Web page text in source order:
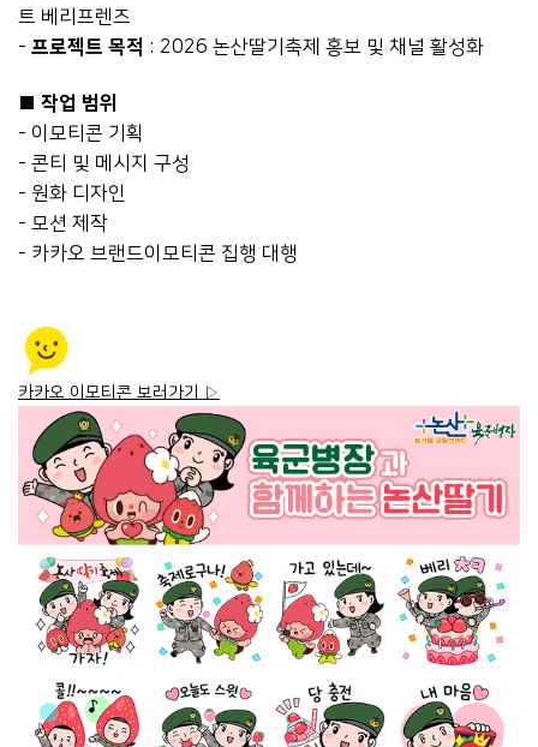
트 베리프렌즈
- 프로젝트 목적 : 2026 논산딸기축제 홍보 및 채널 활성화
■ 작업 범위
- 이모티콘 기획
- 콘티 및 메시지 구성
- 원화 디자인
- 모션 제작
- 카카오 브랜드이모티콘 집행 대행
카카오 이모티콘 보러가기 ▷